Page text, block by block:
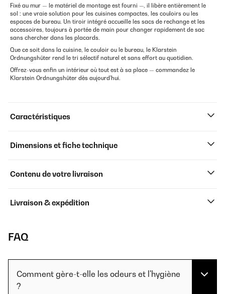
Fixé au mur — le matériel de montage est fourni —, il libère entièrement le
sol : une vraie solution pour les cuisines compactes, les couloirs ou les
espaces de bureau. Un tiroir intégré accueille les sacs de rechange et les
accessoires, toujours à portée de main pour changer rapidement de sac
sans chercher dans les placards.
Que ce soit dans la cuisine, le couloir ou le bureau, le Klarstein
Ordnungshüter rend le tri sélectif naturel et sans effort au quotidien.
Offrez-vous enfin un intérieur où tout est à sa place — commandez le
Klarstein Ordnungshüter dès aujourd'hui.
Caractéristiques
Dimensions et fiche technique
Contenu de votre livraison
Livraison & expédition
FAQ
Comment gère-t-elle les odeurs et l'hygiène
?